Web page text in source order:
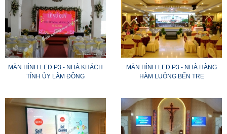
MÀN HÌNH LED P3 - NHÀ KHÁCH
TỈNH ỦY LÂM ĐỒNG
MÀN HÌNH LED P3 - NHÀ HÀNG
HÀM LUÔNG BẾN TRE